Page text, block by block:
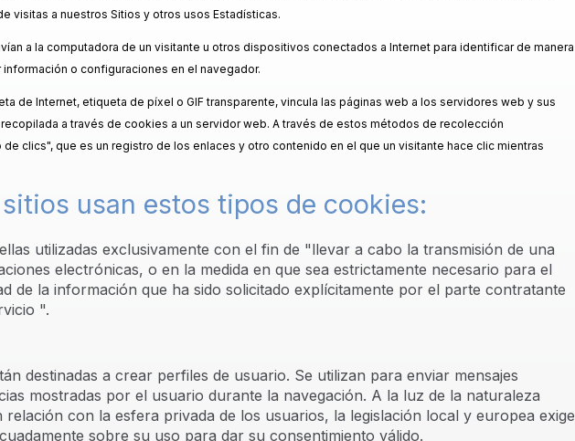
visitas a nuestros Sitios y otros usos Estadísticas.
a la computadora de un visitante u otros dispositivos conectados a Internet para identificar de manera
o configuraciones en el navegador.
de Internet, etiqueta de píxel o GIF transparente, vincula las páginas web a los servidores web y sus
a través de cookies a un servidor web. A través de estos métodos de recolección
clics", que es un registro de los enlaces y otro contenido en el que un visitante hace clic mientras
usan estos tipos de cookies:
utilizadas exclusivamente con el fin de "llevar a cabo la transmisión de una
electrónicas, o en la medida en que sea estrictamente necesario para el
de la información que ha sido solicitado explícitamente por el parte contratante
".
destinadas a crear perfiles de usuario. Se utilizan para enviar mensajes
mostradas por el usuario durante la navegación. A la luz de la naturaleza
relación con la esfera privada de los usuarios, la legislación local y europea exige
sobre su uso para dar su consentimiento válido.